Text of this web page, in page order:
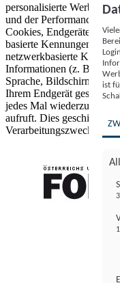
personalisierte Werbung
und der Performance von
Cookies, Endgeräte-
basierte Kennungen,
netzwerkbasierte
Informationen (z. B.
Sprache,
Ihrem Endgerät
jedes Mal
aufruft. Dies geschieht für
Verarbeitungszwecke.
ist
FONDS